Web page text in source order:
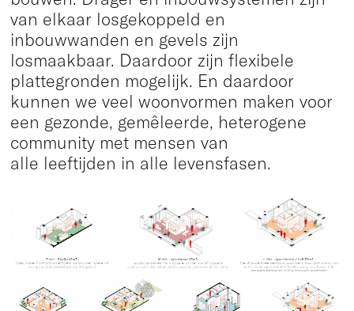
van elkaar losgekoppeld en
inbouwwanden en gevels zijn
losmaakbaar. Daardoor zijn flexibele
plattegronden mogelijk. En daardoor
kunnen we veel woonvormen maken voor
een gezonde, gemêleerde, heterogene
community met mensen van
alle leeftijden in alle levensfasen.